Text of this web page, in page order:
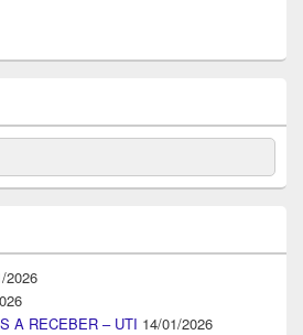
2026
A RECEBER – UTI 14/01/2026